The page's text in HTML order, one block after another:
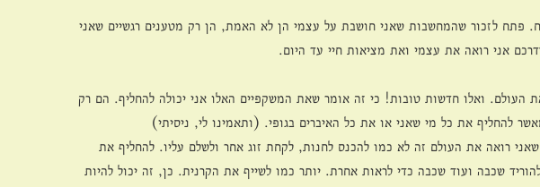
פתח לזכור שהמחשבות שאני חושבת על עצמי הן לא האמת, הן רק מטענים רגשיים שאני
אני רואה את עצמי ואת מציאות חיי עד היום.
העולם. ואלו חדשות טובות! כי זה אומר שאת המשקפיים האלו אני יכולה להחליף. הם רק
להחליף את כל מי שאני או את כל האיברים בגופי. (ותאמינו לי, ניסיתי)
רואה את העולם זה לא כמו להכנס לחנות, לקחת זוג אחר ולשלם עליו. להחליף את
שכבה ועוד שכבה כדי לראות אחרת. יותר כמו לשייף את הקרנית. כן, זה יכול להיות